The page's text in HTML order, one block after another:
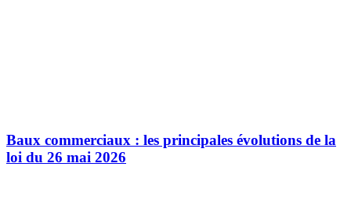
Baux commerciaux : les principales évolutions de la
loi du 26 mai 2026